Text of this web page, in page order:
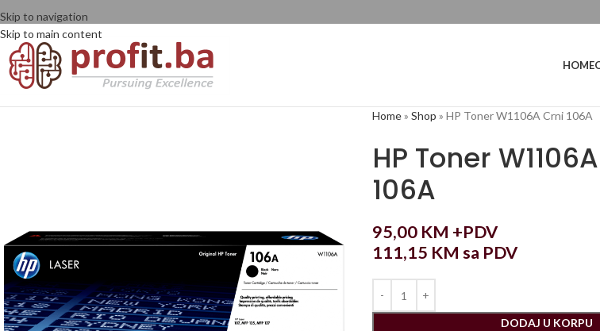
Skip to navigation
Skip to main content
HOME
Home»Shop »HP Toner W1106A Crni 106A
HP Toner
106A
95,00 KM +PDV
111,15 KM sa PDV
DODAJ U KORPU